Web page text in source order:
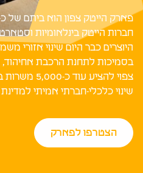
חברות הייטק בינלאומיות
היוצרים כבר היום שינוי אזורי
צפוי להציע
שינוי כלכלי-חברתי אמיתי
הצטרפו לפארק